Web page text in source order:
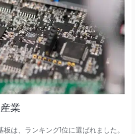
業
は、ランキング1位に選ばれました。